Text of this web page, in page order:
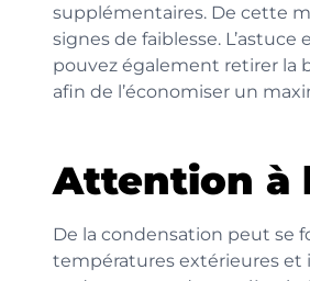
supplémentaires. De cette
signes de faiblesse.
pouvez également retirer la
afin de l’économiser un
Attention à
De la condensation peut se
températures extérieures et